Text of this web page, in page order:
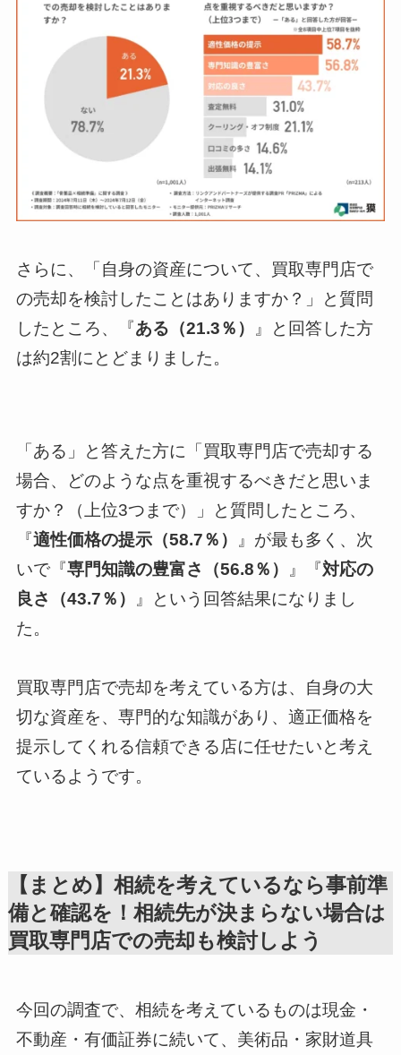
さらに、「自身の資産について、買取専門店で
の売却を検討したことはありますか？」と質問
したところ、『ある（21.3％） 』と回答した方
は約2割にとどまりました。
「ある」と答えた方に「買取専門店で売却する
場合、どのような点を重視するべきだと思いま
すか？（上位3つまで）」と質問したところ、
『適性価格の提示（58.7％）
』が最も多く、次
いで『専門知識の豊富さ（56.8％） 』『対応の
良さ（43.7％）
』という回答結果になりまし
た。
買取専門店で売却を考えている方は、自身の大
切な資産を、専門的な知識があり、適正価格を
提示してくれる信頼できる店に任せたいと考え
ているようです。
【まとめ】相続を考えているなら事前準
備と確認を！相続先が決まらない場合は
買取専門店での売却も検討しよう
今回の調査で、相続を考えているものは現金・
不動産・有価証券に続いて、美術品・家財道具